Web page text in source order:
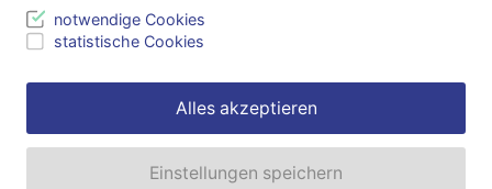
notwendige Cookies
statistische Cookies
Alles akzeptieren
Einstellungen speichern